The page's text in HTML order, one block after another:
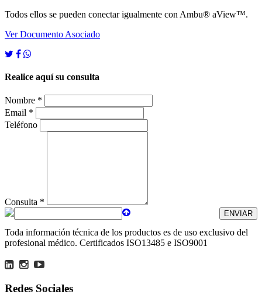
Todos ellos se pueden conectar igualmente con Ambu® aView™.
Ver Documento Asociado
Realice aquí su consulta
Nombre *
Email *
Teléfono
Consulta *
Toda información técnica de los productos es de uso exclusivo del
profesional médico. Certificados ISO13485 e ISO9001
Redes Sociales